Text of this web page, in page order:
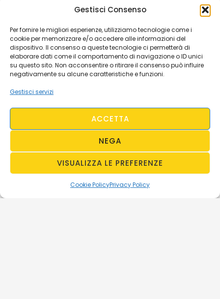
Gestisci Consenso
Per fornire le migliori esperienze, utilizziamo tecnologie come i
cookie per memorizzare e/o accedere alle informazioni del
dispositivo. Il consenso a queste tecnologie ci permetterà di
elaborare dati come il comportamento di navigazione o ID unici
su questo sito. Non acconsentire o ritirare il consenso può influire
negativamente su alcune caratteristiche e funzioni.
Gestisci servizi
ACCETTA
NEGA
VISUALIZZA LE PREFERENZE
Cookie PolicyPrivacy Policy